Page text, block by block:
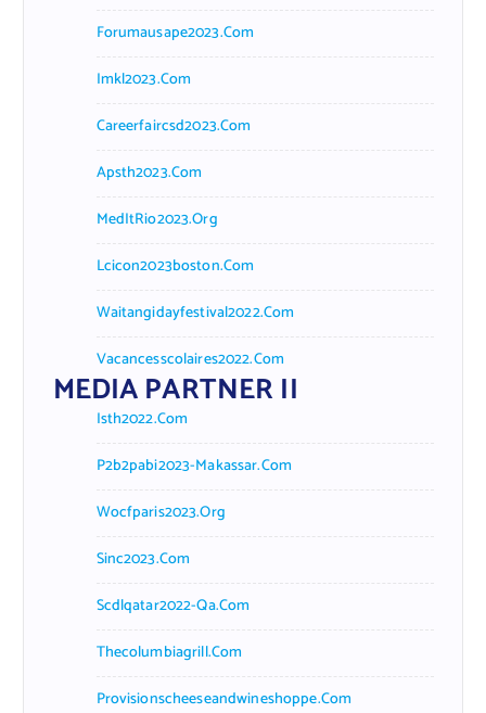
Forumausape2023.com
Imkl2023.com
Careerfaircsd2023.com
Apsth2023.com
MedItRio2023.org
Lcicon2023boston.com
Waitangidayfestival2022.com
Vacancesscolaires2022.com
MEDIA PARTNER II
Isth2022.com
P2b2pabi2023-Makassar.com
Wocfparis2023.org
Sinc2023.com
Scdlqatar2022-Qa.com
Thecolumbiagrill.com
Provisionscheeseandwineshoppe.com